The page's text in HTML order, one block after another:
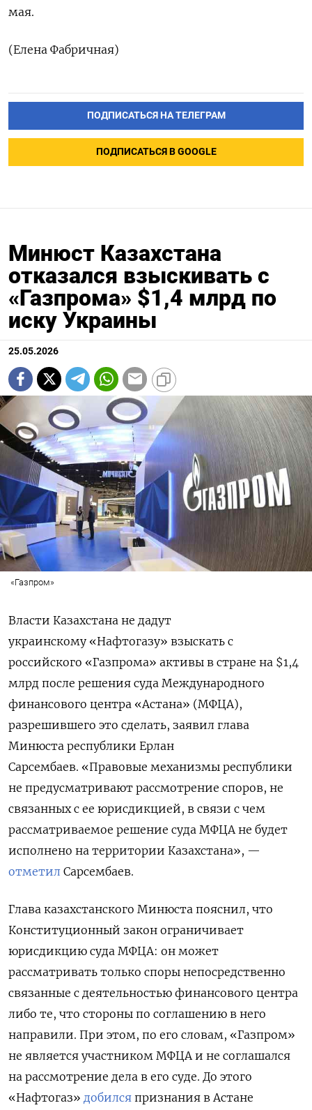
мая.
(Елена Фабричная)
ПОДПИСАТЬСЯ НА ТЕЛЕГРАМ
ПОДПИСАТЬСЯ В GOOGLE
Минюст Казахстана
отказался взыскивать с
«Газпрома» $1,4 млрд по
иску Украины
25.05.2026
«Газпром»
Власти Казахстана не дадут
украинскому «Нафтогазу» взыскать с
российского «Газпрома» активы в стране на $1,4
млрд после решения суда Международного
финансового центра «Астана» (МФЦА),
разрешившего это сделать, заявил глава
Минюста республики Ерлан
Сарсембаев. «Правовые механизмы республики
не предусматривают рассмотрение споров, не
связанных с ее юрисдикцией, в связи с чем
рассматриваемое решение суда МФЦА не будет
исполнено на территории Казахстана», —
отметил Сарсембаев.
Глава казахстанского Минюста пояснил, что
Конституционный закон ограничивает
юрисдикцию суда МФЦА: он может
рассматривать только споры непосредственно
связанные с деятельностью финансового центра
либо те, что стороны по соглашению в него
направили. При этом, по его словам, «Газпром»
не является участником МФЦА и не соглашался
на рассмотрение дела в его суде. До этого
«Нафтогаз» добился признания в Астане